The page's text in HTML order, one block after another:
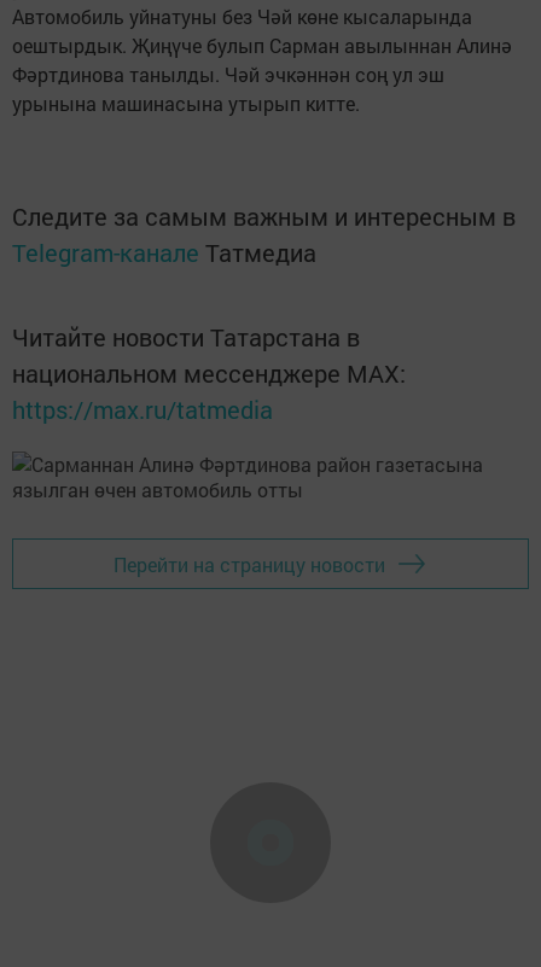
Автомобиль уйнатуны без Чәй көне кысаларында
оештырдык. Җиңүче булып Сарман авылыннан Алинә
Фәртдинова танылды. Чәй эчкәннән соң ул эш
урынына машинасына утырып китте.
Следите за самым важным и интересным в
Telegram-канале Татмедиа
Читайте новости Татарстана в
национальном мессенджере MАХ:
https://max.ru/tatmedia
Перейти на страницу новости